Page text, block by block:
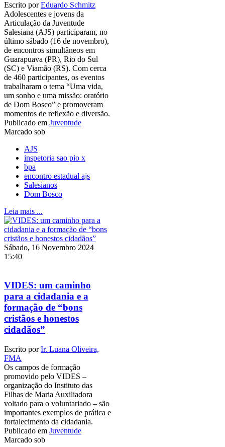
Escrito porEduardo Schmitz
Adolescentes e jovens da
Articulação da Juventude
Salesiana (AJS) participaram, no
último sábado (16 de novembro),
de encontros simultâneos em
Guarapuava (PR), Rio do Sul
(SC) e Viamão (RS). Com cerca
de 460 participantes, os eventos
trabalharam o tema “Uma vida,
um sonho e uma missão: oratório
de Dom Bosco” e promoveram
momentos de reflexão e diversão.
Publicado em Juventude
Marcado sob
AJS
inspetoria sao pio x
bpa
encontro estadual ajs
Salesianos
Dom Bosco
Leia mais ...
Sábado, 16 Novembro 2024
15:40
VIDES: um caminho
para a cidadania e a
formação de “bons
cristãos e honestos
cidadãos”
Escrito porIr. Luana Oliveira,
FMA
Os campos de formação
promovido pelo VIDES –
organização do Instituto das
Filhas de Maria Auxiliadora
voltado para o voluntariado – são
importantes exemplos de prática e
fortalecimento da cidadania.
Publicado em Juventude
Marcado sob